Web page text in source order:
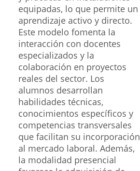
equipadas, lo que permite un
aprendizaje activo y directo.
Este modelo fomenta la
interacción con docentes
especializados y la
colaboración en proyectos
reales del sector. Los
alumnos desarrollan
habilidades técnicas,
conocimientos específicos y
competencias transversales
que facilitan su incorporación
al mercado laboral. Además,
la modalidad presencial